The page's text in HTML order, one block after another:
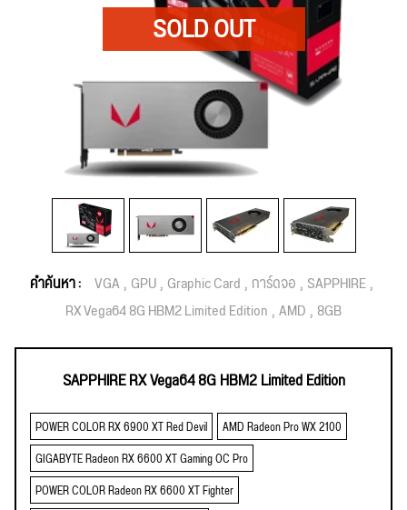
คำค้นหา : VGA GPU Graphic Card การ์ดจอ SAPPHIRE
RX Vega64 8G HBM2 Limited Edition AMD 8GB
SAPPHIRE RX Vega64 8G HBM2 Limited Edition
POWER COLOR RX 6900 XT Red Devil
AMD Radeon Pro WX 2100
GIGABYTE Radeon RX 6600 XT Gaming OC Pro
POWER COLOR Radeon RX 6600 XT Fighter